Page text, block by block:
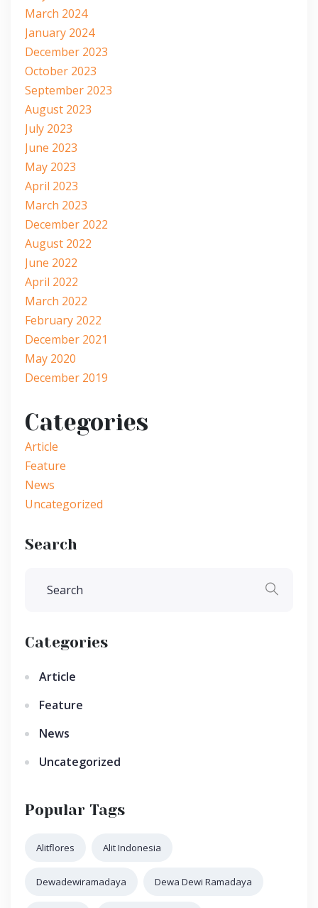
March 2024
January 2024
December 2023
October 2023
September 2023
August 2023
July 2023
June 2023
May 2023
April 2023
March 2023
December 2022
August 2022
June 2022
April 2022
March 2022
February 2022
December 2021
May 2020
December 2019
Categories
Article
Feature
News
Uncategorized
Search
Categories
Article
Feature
News
Uncategorized
Popular Tags
Alitflores Alit Indonesia
Dewadewiramadaya Dewa Dewi Ramadaya